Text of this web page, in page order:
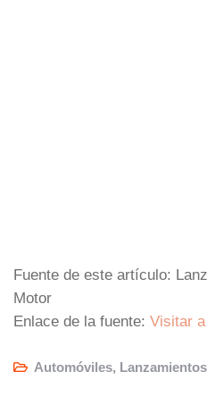
Fuente de este artículo:
Motor
Enlace de la fuente: Visitar
Automóviles, Lanzamientos